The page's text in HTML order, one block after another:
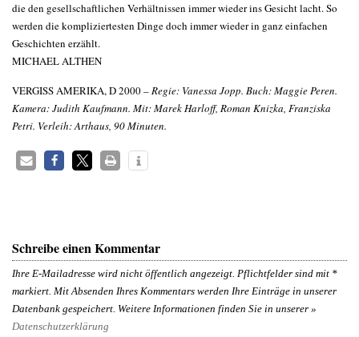
die den gesellschaftlichen Verhältnissen immer wieder ins Gesicht lacht. So
werden die kompliziertesten Dinge doch immer wieder in ganz einfachen
Geschichten erzählt.
MICHAEL ALTHEN
VERGISS AMERIKA, D 2000 –Regie: Vanessa Jopp. Buch: Maggie Peren.
Kamera: Judith Kaufmann. Mit: Marek Harloff, Roman Knizka, Franziska
Petri. Verleih: Arthaus, 90 Minuten.
Schreibe einen Kommentar
Ihre E-Mailadresse wird nicht öffentlich angezeigt. Pflichtfelder sind mit *
markiert. Mit Absenden Ihres Kommentars werden Ihre Einträge in unserer
Datenbank gespeichert. Weitere Informationen finden Sie in unserer »
Datenschutzerklärung